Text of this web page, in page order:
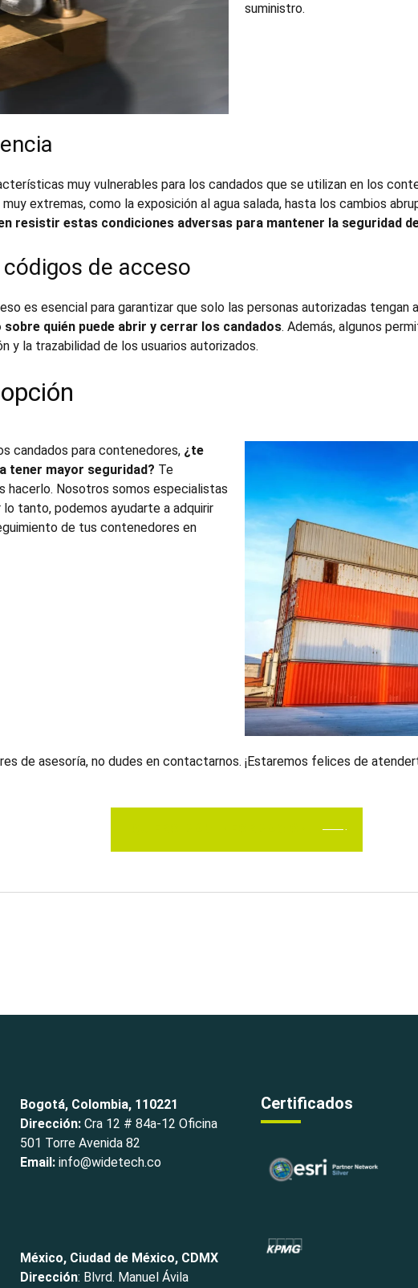
suministro.
muy vulnerables para los candados que se utilizan en los
extremas, como la exposición al agua salada, hasta los cambios
resistir estas condiciones adversas para mantener la seguridad
de acceso
es esencial para garantizar que solo las personas autorizadas tengan
quién puede abrir y cerrar los candados. Además, algunos
y la trazabilidad de los usuarios autorizados.
candados para contenedores, ¿te
tener mayor seguridad? Te
hacerlo. Nosotros somos especialistas
tanto, podemos ayudarte a adquirir
de tus contenedores en
de asesoría, no dudes en contactarnos. ¡Estaremos felices de
Bogotá, Colombia, 110221
Dirección: Cra 12 # 84a-12 Oficina
501 Torre Avenida 82
Email: info@widetech.co
México, Ciudad de México, CDMX
Dirección: Blvrd. Manuel Ávila
Certificados